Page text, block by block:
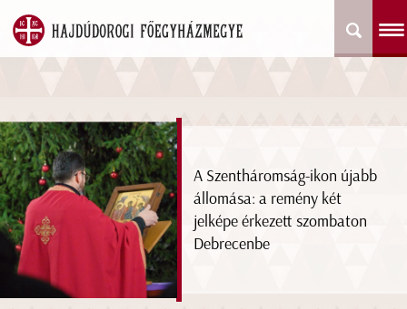
A Szentháromság-ikon újabb
állomása: a remény két
jelképe érkezett szombaton
Debrecenbe